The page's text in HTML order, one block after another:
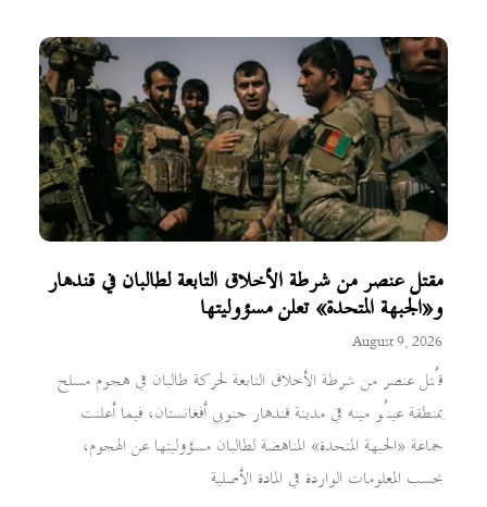
مقتل عنصر من شرطة الأخلاق التابعة لطالبان في قندهار
و«الجبهة المتحدة» تعلن مسؤوليتها
August 9, 2026
قُتل عنصر من شرطة الأخلاق التابعة لحركة طالبان في هجوم مسلح
بمنطقة عينُو مينه في مدينة قندهار جنوبي أفغانستان، فيما أعلنت
جماعة «الجبهة المتحدة» المناهضة لطالبان مسؤوليتها عن الهجوم،
بحسب المعلومات الواردة في المادة الأصلية